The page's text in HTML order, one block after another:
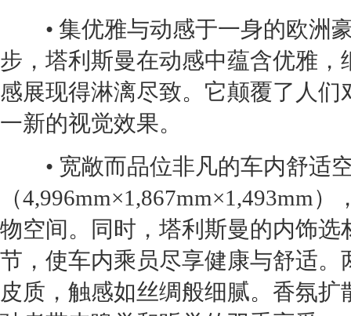
• 集优雅与动感于一身的欧洲
步， 塔利斯曼在动感中蕴含优雅，
感展现得淋漓尽致。它颠覆了人们
一新的视觉效果。
• 宽敞而品位非凡的车内舒适
（4,996mm×1,867mm×1,493mm）
物空间。同时， 塔利斯曼的内饰选
节，使车内乘员尽享健康与舒适。
皮质，触感如丝绸般细腻。香氛